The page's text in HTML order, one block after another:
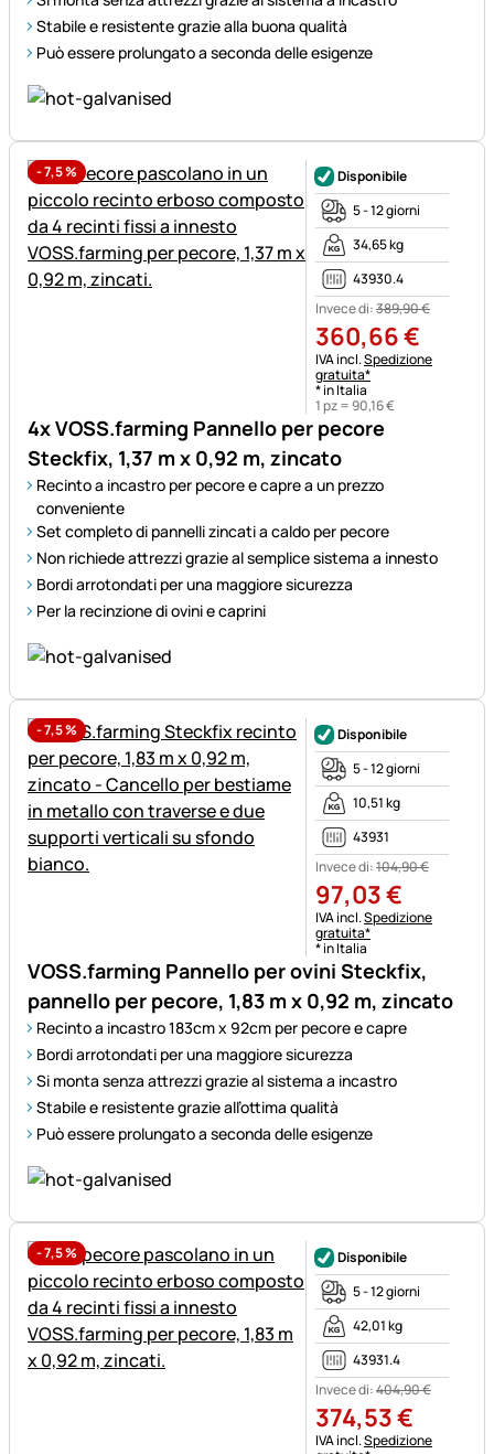
Stabile e resistente grazie alla buona qualità
Può essere prolungato a seconda delle esigenze
-7,5%
4x VOSS.farming Pannello per pecore
Steckfix, 1,37 m x 0,92 m, zincato
Recinto a incastro per pecore e capre a un prezzo
conveniente
Set completo di pannelli zincati a caldo per pecore
Non richiede attrezzi grazie al semplice sistema a innesto
Bordi arrotondati per una maggiore sicurezza
Per la recinzione di ovini e caprini
Disponibile
5 - 12 giorni
34,65 kg
43930.4
Invece di:389,90€
360,66€
Informazioni fiscali:
IVA incl.Spedizione
gratuita*
* in Italia
1 pz =90,16€
-7,5%
VOSS.farming Pannello per ovini Steckfix,
pannello per pecore, 1,83 m x 0,92 m, zincato
Recinto a incastro 183cm x 92cm per pecore e capre
Bordi arrotondati per una maggiore sicurezza
Si monta senza attrezzi grazie al sistema a incastro
Stabile e resistente grazie all’ottima qualità
Può essere prolungato a seconda delle esigenze
Disponibile
5 - 12 giorni
10,51 kg
43931
Invece di:104,90€
97,03€
Informazioni fiscali:
IVA incl.Spedizione
gratuita*
* in Italia
-7,5%
Disponibile
5 - 12 giorni
42,01 kg
43931.4
Invece di:404,90€
374,53€
Informazioni fiscali:
IVA incl.Spedizione